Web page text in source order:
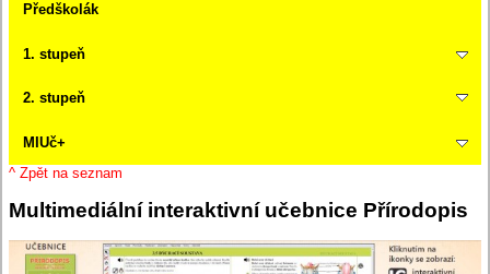
Předškolák
1. stupeň
2. stupeň
MIUč+
^ Zpět na seznam
Multimediální interaktivní učebnice Přírodopis